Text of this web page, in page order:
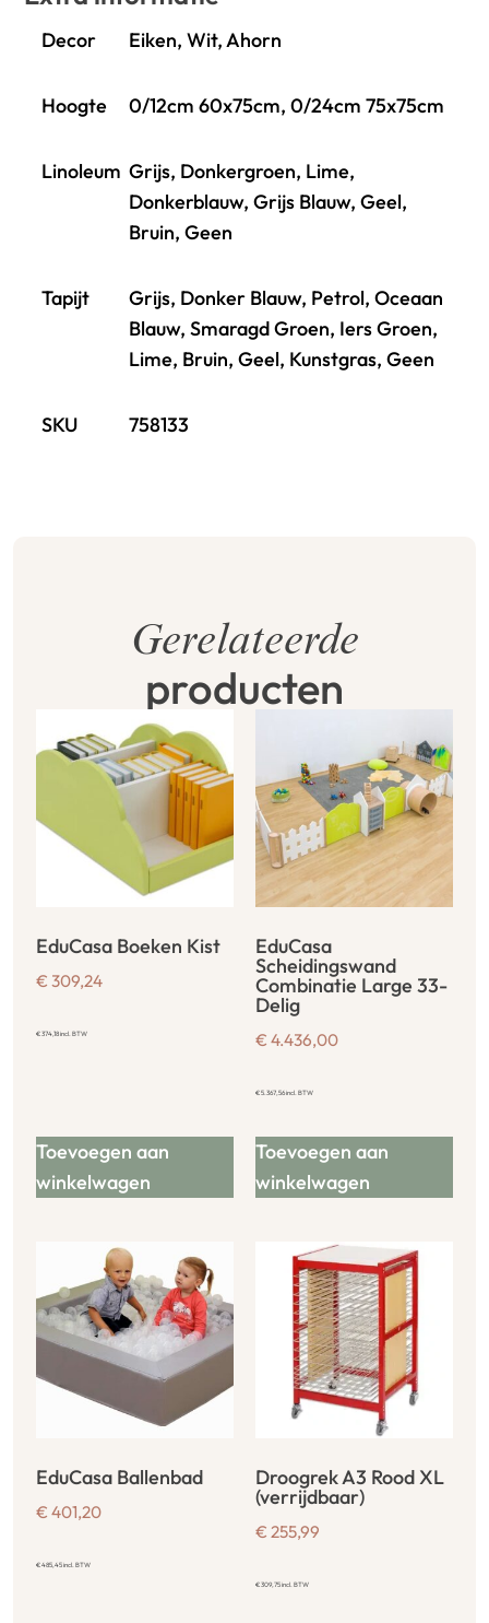
Decor Eiken, Wit, Ahorn
Hoogte 0/12cm 60x75cm, 0/24cm 75x75cm
Linoleum Grijs, Donkergroen, Lime,
Donkerblauw, Grijs Blauw, Geel,
Bruin, Geen
Tapijt
Grijs, Donker Blauw, Petrol, Oceaan
Blauw, Smaragd Groen, Iers Groen,
Lime, Bruin, Geel, Kunstgras, Geen
SKU 758133
Gerelateerde
producten
EduCasa Boeken Kist
€ 309,24
€374,18incl. BTW
Toevoegen aan
winkelwagen
EduCasa
Scheidingswand
Combinatie Large 33-
Delig
€ 4.436,00
€5.367,56incl. BTW
Toevoegen aan
winkelwagen
EduCasa Ballenbad
€ 401,20
€485,45incl. BTW
Droogrek A3 Rood XL
(verrijdbaar)
€ 255,99
€309,75incl. BTW